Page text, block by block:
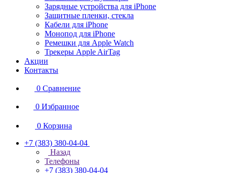
Зарядные устройства для iPhone
Защитные пленки, стекла
Кабели для iPhone
Монопод для iPhone
Ремешки для Apple Watch
Трекеры Apple AirTag
Акции
Контакты
0 Сравнение
0 Избранное
0 Корзина
+7 (383) 380-04-04
Назад
Телефоны
+7 (383) 380-04-04